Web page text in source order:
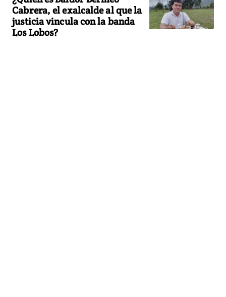
Cabrera, el exalcalde al que la
justicia vincula con la banda
Los Lobos?